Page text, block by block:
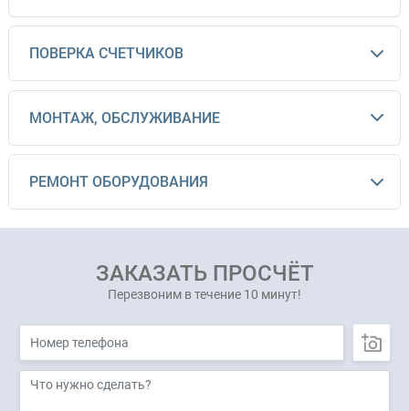
ПОВЕРКА СЧЕТЧИКОВ
МОНТАЖ, ОБСЛУЖИВАНИЕ
РЕМОНТ ОБОРУДОВАНИЯ
ЗАКАЗАТЬ ПРОСЧЁТ
Перезвоним в течение 10 минут!